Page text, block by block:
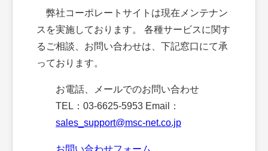
弊社コーポレートサイトは現在メンテナン
スを実施しております。 各種サービスに関す
るご相談、お問い合わせは、下記窓口にて承
っております。
お電話、メールでのお問い合わせ
TEL：03-6625-5953 Email：
sales_support@msc-net.co.jp